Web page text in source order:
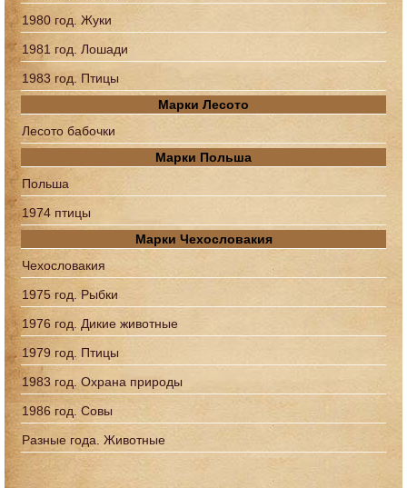
1980 год. Жуки
1981 год. Лошади
1983 год. Птицы
Марки Лесото
Лесото бабочки
Марки Польша
Польша
1974 птицы
Марки Чехословакия
Чехословакия
1975 год. Рыбки
1976 год. Дикие животные
1979 год. Птицы
1983 год. Охрана природы
1986 год. Совы
Разные года. Животные